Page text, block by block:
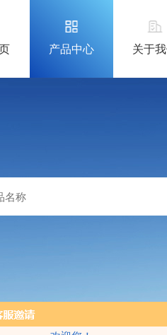
产品中心 关于
/ /矿用橡套电缆 / 生产